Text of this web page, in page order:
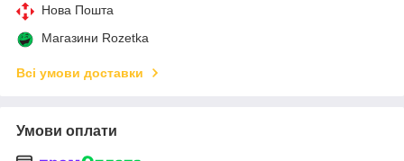
Нова Пошта
Магазини Rozetka
Всі умови доставки
Умови оплати